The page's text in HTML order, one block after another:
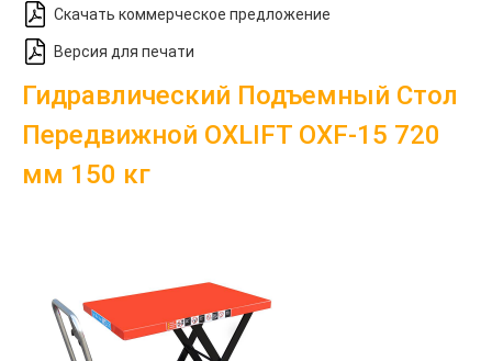
Скачать коммерческое предложение
Версия для печати
Гидравлический Подъемный Стол
Передвижной OXLIFT OXF-15 720
мм 150 кг